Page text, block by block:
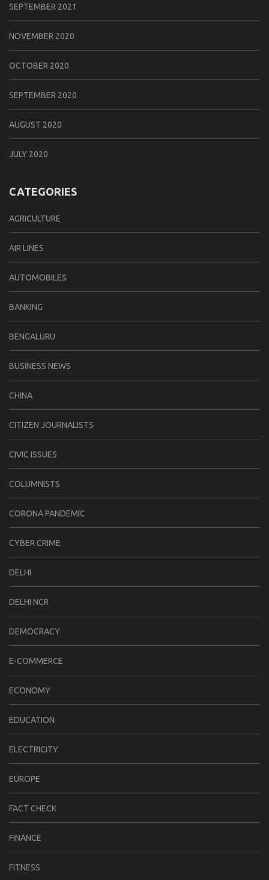
SEPTEMBER 2021
NOVEMBER 2020
OCTOBER 2020
SEPTEMBER 2020
AUGUST 2020
JULY 2020
CATEGORIES
AGRICULTURE
AIR LINES
AUTOMOBILES
BANKING
BENGALURU
BUSINESS NEWS
CHINA
CITIZEN JOURNALISTS
CIVIC ISSUES
COLUMNISTS
CORONA PANDEMIC
CYBER CRIME
DELHI
DELHI NCR
DEMOCRACY
E-COMMERCE
ECONOMY
EDUCATION
ELECTRICITY
EUROPE
FACT CHECK
FINANCE
FITNESS